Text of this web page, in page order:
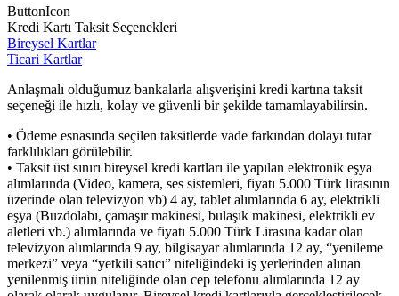
ButtonIcon
Kredi Kartı Taksit Seçenekleri
Bireysel Kartlar
Ticari Kartlar
Anlaşmalı olduğumuz bankalarla alışverişini kredi kartına taksit
seçeneği ile hızlı, kolay ve güvenli bir şekilde tamamlayabilirsin.
• Ödeme esnasında seçilen taksitlerde vade farkından dolayı tutar
farklılıkları görülebilir.
• Taksit üst sınırı bireysel kredi kartları ile yapılan elektronik eşya
alımlarında (Video, kamera, ses sistemleri, fiyatı 5.000 Türk lirasının
üzerinde olan televizyon vb) 4 ay, tablet alımlarında 6 ay, elektrikli
eşya (Buzdolabı, çamaşır makinesi, bulaşık makinesi, elektrikli ev
aletleri vb.) alımlarında ve fiyatı 5.000 Türk Lirasına kadar olan
televizyon alımlarında 9 ay, bilgisayar alımlarında 12 ay, “yenileme
merkezi” veya “yetkili satıcı” niteliğindeki iş yerlerinden alınan
yenilenmiş ürün niteliğinde olan cep telefonu alımlarında 12 ay